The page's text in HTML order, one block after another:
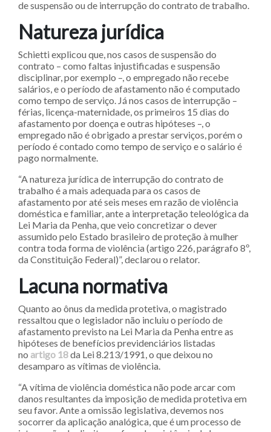
de suspensão ou de interrupção do contrato de trabalho.
Natureza ju​​rídica
Schietti explicou que, nos casos de suspensão do
contrato – como faltas injustificadas e suspensão
disciplinar, por exemplo –, o empregado não recebe
salários, e o período de afastamento não é computado
como tempo de serviço. Já nos casos de interrupção –
férias, licença-maternidade, os primeiros 15 dias do
afastamento por doença e outras hipóteses –, o
empregado não é obrigado a prestar serviços, porém o
período é contado como tempo de serviço e o salário é
pago normalmente.
“A natureza jurídica de interrupção do contrato de
trabalho é a mais adequada para os casos de
afastamento por até seis meses em razão de violência
doméstica e familiar, ante a interpretação teleológica da
Lei Maria da Penha, que veio concretizar o dever
assumido pelo Estado brasileiro de proteção à mulher
contra toda forma de violência (artigo 226, parágrafo 8º,
da Constituição Federal)”, declarou o relator.
Lacuna norm​​​ativa
Quanto ao ônus da medida protetiva, o magistrado
ressaltou que o legislador não incluiu o período de
afastamento previsto na Lei Maria da Penha entre as
hipóteses de benefícios previdenciários listadas
no artigo 18da Lei 8.213/1991, o que deixou no
desamparo as vítimas de violência.
“A vítima de violência doméstica não pode arcar com
danos resultantes da imposição de medida protetiva em
seu favor. Ante a omissão legislativa, devemos nos
socorrer da aplicação analógica, que é um processo de